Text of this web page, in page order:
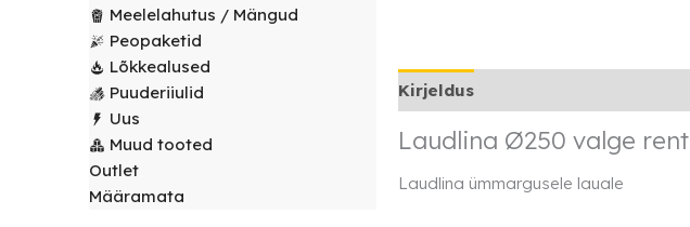
Toolikatted
Servjetid ja
kaunistused
Kandilised
Toolikatted
Meelelahutus / Mängud
Peopaketid
Lõkkealused
Puuderiiulid
Uus
Muud tooted
Outlet
Määramata
Kirjeldus
Laudlina Ø250 valge rent
Laudlina ümmargusele lauale